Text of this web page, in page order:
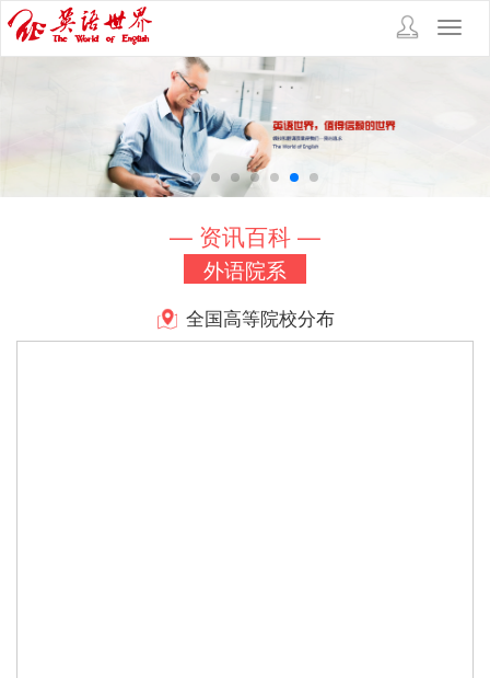
— 资讯百科 —
外语院系
全国高等院校分布